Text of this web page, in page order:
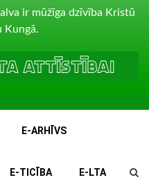
ir mūžīga dzīvība Kristū
Kungā.
E-ARHĪVS
E-TICĪBA E-LTA